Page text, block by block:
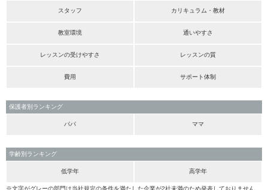
スタッフ カリキュラム・教材
教室環境 通いやすさ
レッスンの受けやすさ レッスンの質
費用 サポート体制
保護者別ランキング
パパ ママ
学齢別ランキング
低学年 高学年
※文字がグレーの部門は当社規定の条件を満たした企業が2社未満のため発表しておりません。